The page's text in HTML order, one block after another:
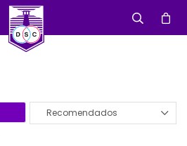
Recomendados